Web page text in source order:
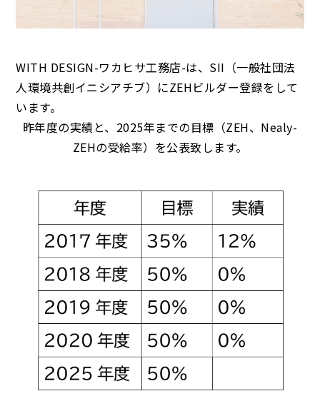
WITH DESIGN-ワカヒサ工務店-は、SII（一般社団法
人環境共創イニシアチブ）にZEHビルダー登録をして
います。
昨年度の実績と、2025年までの目標（ZEH、Nealy-
ZEHの受給率）を公表致します。